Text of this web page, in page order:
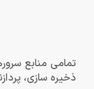
تمامی منابع
ذخیره سازی،